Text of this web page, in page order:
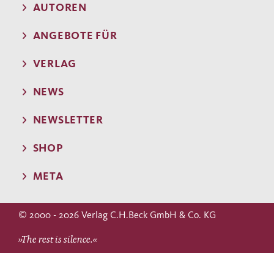
AUTOREN
ANGEBOTE FÜR
VERLAG
NEWS
NEWSLETTER
SHOP
META
© 2000 - 2026 Verlag C.H.Beck GmbH & Co. KG
»The rest is silence.«